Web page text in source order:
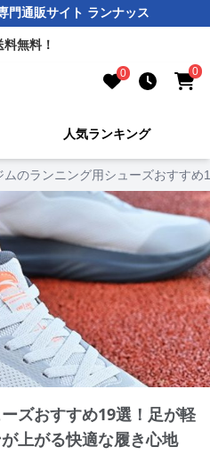
門通販サイト ランナッス
無料！
0 0
人気ランキング
ムのランニング用シューズおすす
ズおすすめ19選！足が軽
上がる快適な履き心地